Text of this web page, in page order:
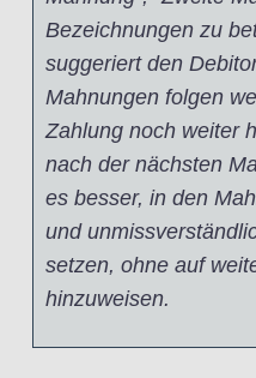
Bezeichnungen zu
suggeriert den
Mahnungen folgen
Zahlung noch weiter
nach der nächsten
es besser, in den
und
setzen, ohne auf
hinzuweisen.